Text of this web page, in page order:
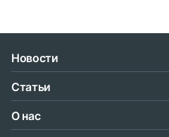
Новости
Статьи
О нас